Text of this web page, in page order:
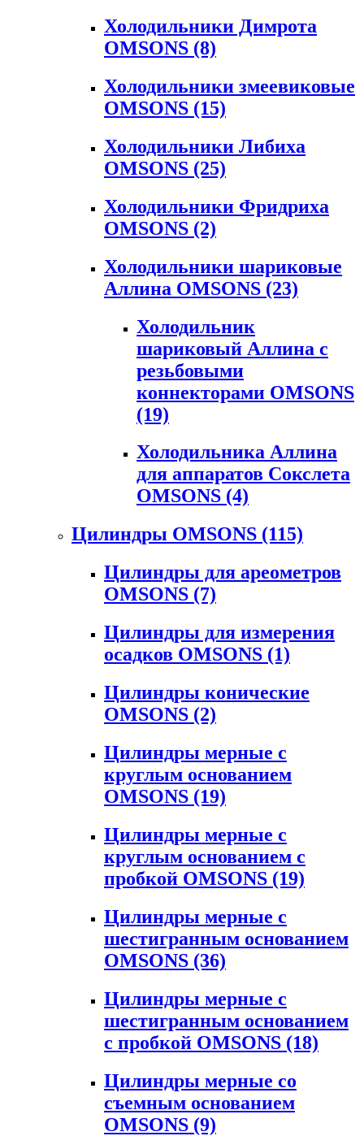
Холодильники Димрота
OMSONS (8)
Холодильники змеевиковые
OMSONS (15)
Холодильники Либиха
OMSONS (25)
Холодильники Фридриха
OMSONS (2)
Холодильники шариковые
Аллина OMSONS (23)
Холодильник
шариковый Аллина с
резьбовыми
коннекторами OMSONS
(19)
Холодильника Аллина
для аппаратов Сокслета
OMSONS (4)
Цилиндры OMSONS (115)
Цилиндры для ареометров
OMSONS (7)
Цилиндры для измерения
осадков OMSONS (1)
Цилиндры конические
OMSONS (2)
Цилиндры мерные с
круглым основанием
OMSONS (19)
Цилиндры мерные с
круглым основанием с
пробкой OMSONS (19)
Цилиндры мерные с
шестигранным основанием
OMSONS (36)
Цилиндры мерные с
шестигранным основанием
с пробкой OMSONS (18)
Цилиндры мерные со
съемным основанием
OMSONS (9)